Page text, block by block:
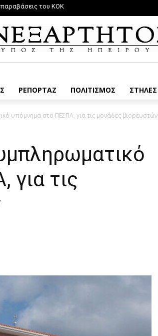
παραβάσεις του ΚΟΚ
ΡΕΠΟΡΤΑΖ ΠΟΛΙΤΙΣΜΟΣ ΣΤΗΛΕΣ
στο ΠΕΣΠΑ, για τις μονάδες βιορευστών
τις